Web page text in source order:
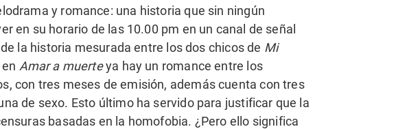
y romance: una historia que sin ningún
en su horario de las 10.00 pm en un canal de señal
la historia mesurada entre los dos chicos de Mi
en Amar a muerteya hay un romance entre los
con tres meses de emisión, además cuenta con tres
de sexo. Esto último ha servido para justificar que la
basadas en la homofobia. ¿Pero ello significa